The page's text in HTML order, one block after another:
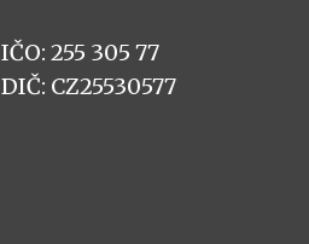
IČO: 255 305 77
DIČ: CZ25530577